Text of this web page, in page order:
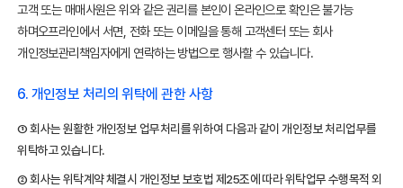
고객 또는 매매사원은 위와 같은 권리를 본인이 온라인으로 확인은 불가능
하며오프라인에서 서면, 전화 또는 이메일을 통해 고객센터 또는 회사
개인정보관리책임자에게 연락하는 방법으로 행사할 수 있습니다.
6. 개인정보 처리의 위탁에 관한 사항
① 회사는 원활한 개인정보 업무처리를 위하여 다음과 같이 개인정보 처리업무를
위탁하고 있습니다.
② 회사는 위탁계약 체결시 개인정보 보호법 제25조에 따라 위탁업무 수행목적 외